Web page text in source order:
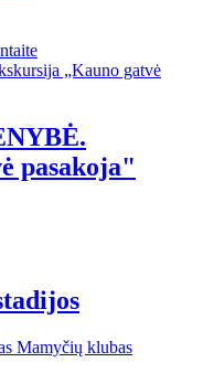
pasakoja"
Mamyčių klubas